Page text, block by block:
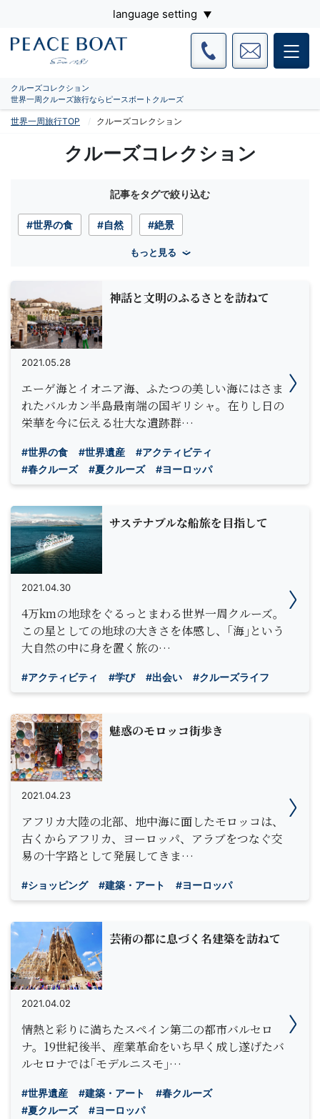
language setting
クルーズコレクション
世界一周クルーズ旅行ならピースボートクルーズ
世界一周旅行TOP クルーズコレクション
クルーズコレクション
記事をタグで絞り込む
#世界の食 #自然 #絶景
もっと見る
神話と文明のふるさとを訪ねて
2021.05.28
エーゲ海とイオニア海、ふたつの美しい海にはさま
れたバルカン半島最南端の国ギリシャ。在りし日の
栄華を今に伝える壮大な遺跡群…
#世界の食 #世界遺産
#アクティビティ
#春クルーズ
#夏クルーズ #ヨーロッパ
サステナブルな船旅を目指して
2021.04.30
4万kmの地球をぐるっとまわる世界一周クルーズ。
この星としての地球の大きさを体感し、｢海｣という
大自然の中に身を置く旅の…
#アクティビティ #学び #出会い #クルーズライフ
魅惑のモロッコ街歩き
2021.04.23
アフリカ大陸の北部、地中海に面したモロッコは、
古くからアフリカ、ヨーロッパ、アラブをつなぐ交
易の十字路として発展してきま…
#ショッピング #建築・アート #ヨーロッパ
芸術の都に息づく名建築を訪ねて
2021.04.02
情熱と彩りに満ちたスペイン第二の都市バルセロ
ナ。19世紀後半、産業革命をいち早く成し遂げたバ
ルセロナでは｢モデルニスモ｣…
#世界遺産 #建築・アート
#春クルーズ
#夏クルーズ
#ヨーロッパ